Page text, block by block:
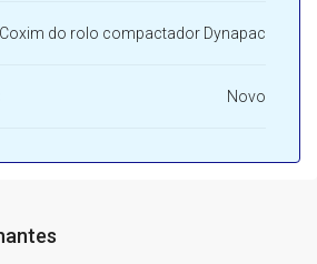
Coxim do rolo compactador Dynapac
Novo